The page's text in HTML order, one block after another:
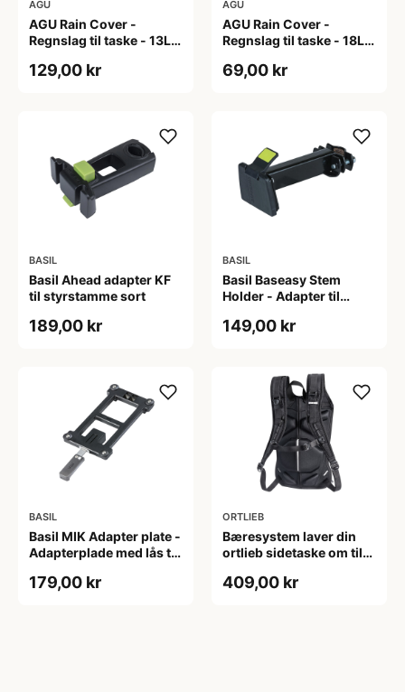
AGU
AGU Rain Cover -
Regnslag til taske - 13L -
129,00 kr
AGU
AGU Rain Cover -
Regnslag til taske - 18L -
69,00 kr
BASIL
Basil Ahead adapter KF
til styrstamme sort
189,00 kr
BASIL
Basil Baseasy Stem
Holder - Adapter til
149,00 kr
BASIL
Basil MIK Adapter plate -
Adapterplade med lås til
179,00 kr
ORTLIEB
Bæresystem laver din
ortlieb sidetaske om til
409,00 kr